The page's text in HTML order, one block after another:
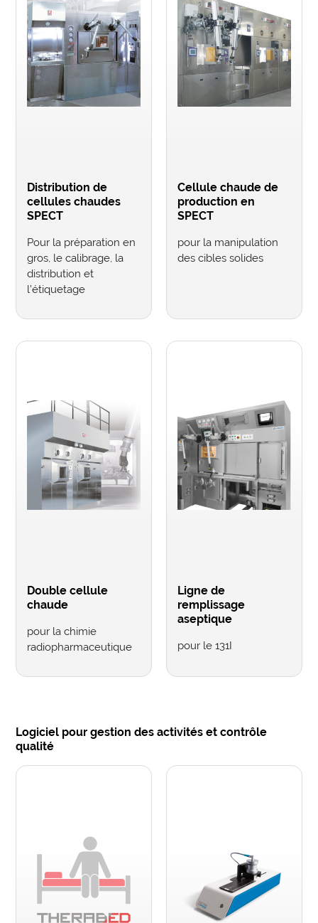
Distribution de
cellules chaudes
SPECT
Pour la préparation en
gros, le calibrage, la
distribution et
l’étiquetage
Cellule chaude de
production en
SPECT
pour la manipulation
des cibles solides
Double cellule
chaude
pour la chimie
radiopharmaceutique
Ligne de
remplissage
aseptique
pour le 131I
Logiciel pour gestion des activités et contrôle
qualité